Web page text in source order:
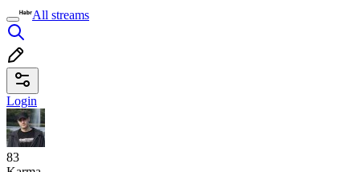
All streams
Login
83